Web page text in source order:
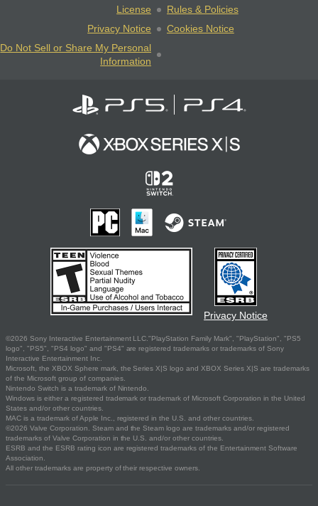
License
Rules & Policies
Privacy Notice
Cookies Notice
Do Not Sell or Share My Personal
Information
Privacy Notice
©2026 Sony Interactive Entertainment LLC."PlayStation Family Mark", "PlayStation", "PS5
logo", "PS5", "PS4 logo" and "PS4" are registered trademarks or trademarks of Sony
Interactive Entertainment Inc.
Microsoft, the XBOX Sphere mark, the Series X|S logo and XBOX Series X|S are trademarks
of the Microsoft group of companies.
Nintendo Switch is a trademark of Nintendo.
Windows is either a registered trademark or trademark of Microsoft Corporation in the United
States and/or other countries.
MAC is a trademark of Apple Inc., registered in the U.S. and other countries.
©2026 Valve Corporation. Steam and the Steam logo are trademarks and/or registered
trademarks of Valve Corporation in the U.S. and/or other countries.
ESRB and the ESRB rating icon are registered trademarks of the Entertainment Software
Association.
All other trademarks are property of their respective owners.